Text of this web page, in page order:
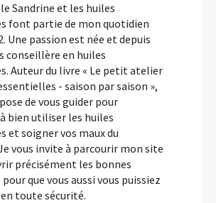
Sandrine et les huiles
font partie de mon quotidien
Une passion est née et depuis
conseillère en huiles
Auteur du livre « Le petit atelier
- saison par saison »,
de vous guider pour
bien utiliser les huiles
et soigner vos maux du
vous invite à parcourir mon site
précisément les bonnes
que vous aussi vous puissiez
toute sécurité.